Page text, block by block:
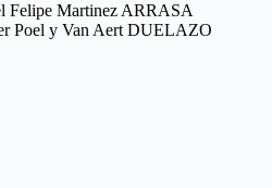
Felipe Martinez ARRASA
Poel y Van Aert DUELAZO